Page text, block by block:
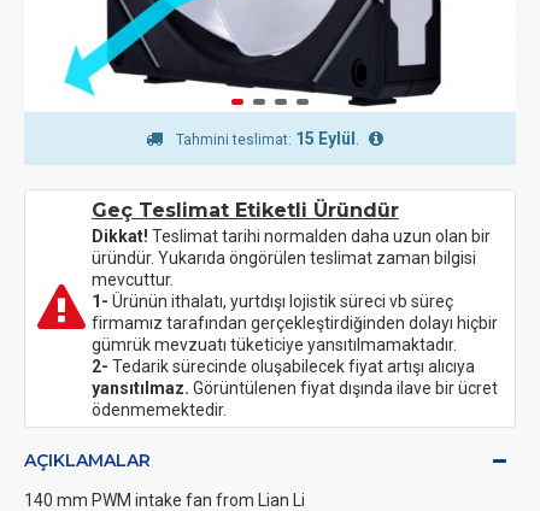
Tahmini teslimat: 15 Eylül
Geç Teslimat Etiketli Üründür
Dikkat! Teslimat tarihi normalden daha uzun olan bir
üründür. Yukarıda öngörülen teslimat zaman bilgisi
mevcuttur.
1- Ürünün ithalatı, yurtdışı lojistik süreci vb süreç
firmamız tarafından gerçekleştirdiğinden dolayı hiçbir
gümrük mevzuatı tüketiciye yansıtılmamaktadır.
2- Tedarik sürecinde oluşabilecek fiyat artışı alıcıya
yansıtılmaz. Görüntülenen fiyat dışında ilave bir ücret
ödenmemektedir.
AÇIKLAMALAR
140 mm PWM intake fan from Lian Li